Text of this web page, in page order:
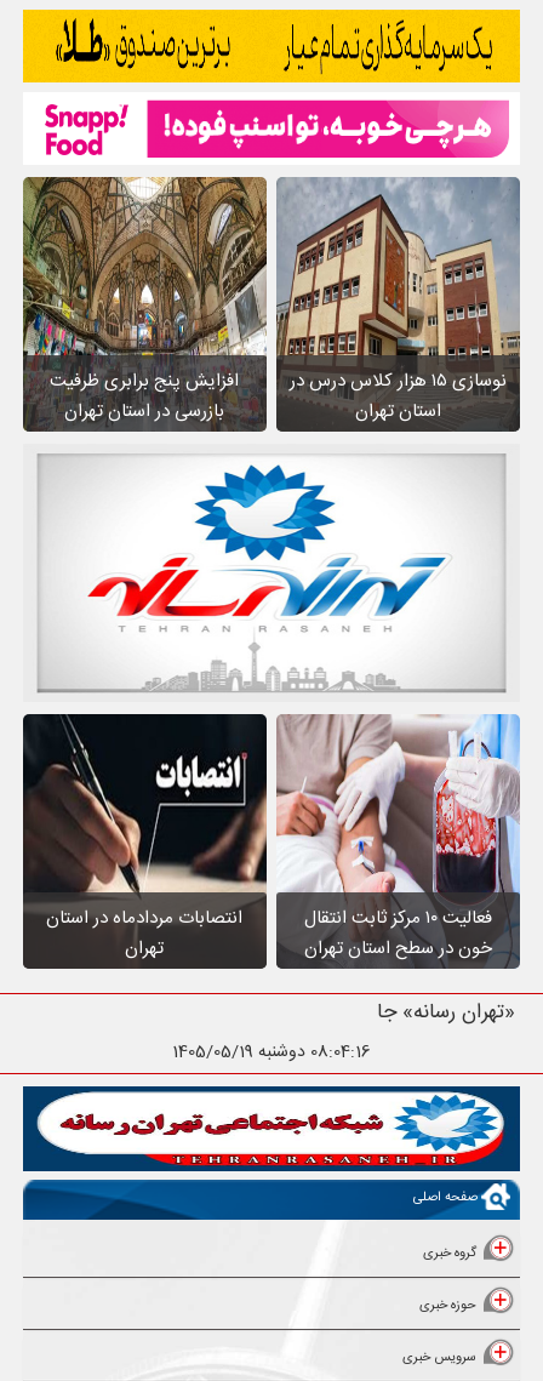
نوسازی ۱۵ هزار کلاس درس در
استان تهران
افزایش پنج برابری ظرفیت
بازرسی در استان تهران
فعالیت ۱۰ مرکز ثابت انتقال
خون در سطح استان تهران
انتصابات مردادماه در استان
تهران
«تهران رسانه» جامع ترین رسا
08:04:18 دوشنبه 1405/05/19
صفحه اصلی
گروه خبری
حوزه خبری
سرویس خبری